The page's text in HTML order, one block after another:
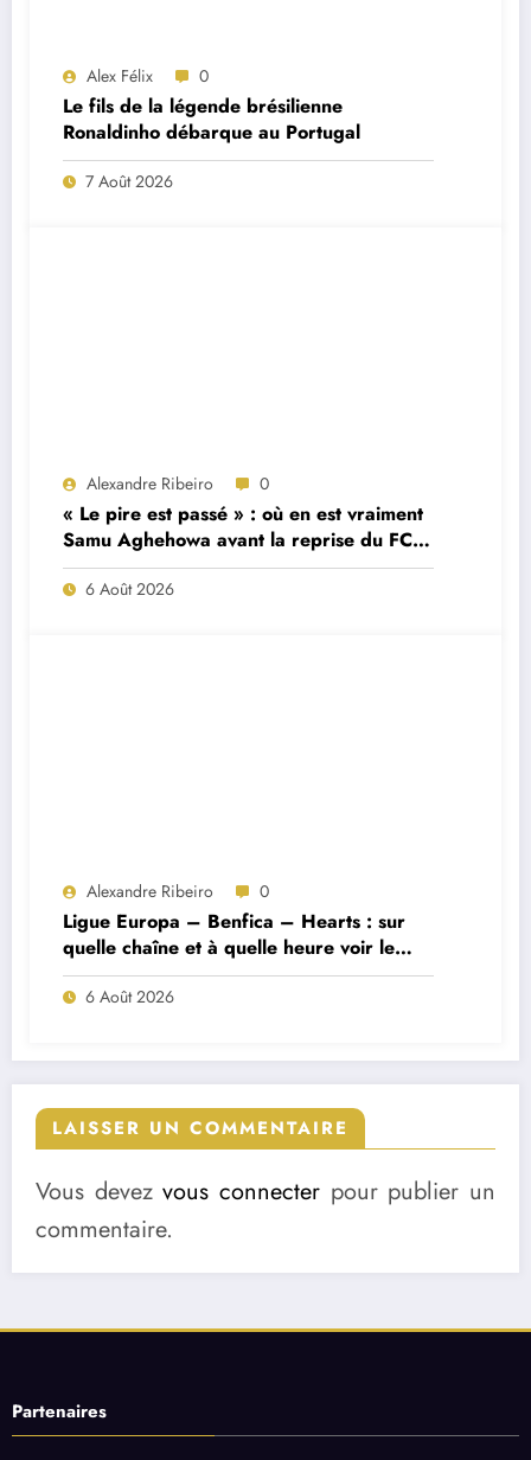
Alex Félix 0
Le fils de la légende brésilienne
Ronaldinho débarque au Portugal
7 Août 2026
Alexandre Ribeiro 0
« Le pire est passé » : où en est vraiment
Samu Aghehowa avant la reprise du FC
Porto ?
6 Août 2026
Alexandre Ribeiro 0
Ligue Europa – Benfica – Hearts : sur
quelle chaîne et à quelle heure voir le
match ?
6 Août 2026
LAISSER UN COMMENTAIRE
Vous devezvous connecter pour publier un
commentaire.
Partenaires